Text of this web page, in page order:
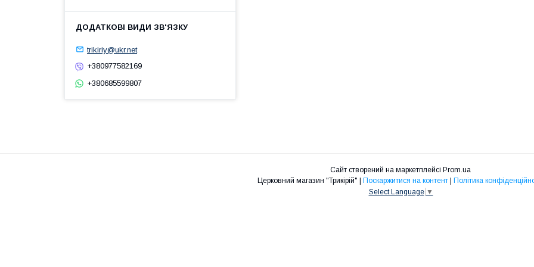
trikiriy@ukr.net
+380977582169
+380685599807
Сайт створений на маркетплейсі Prom.ua
Поскаржитися на контент
Політика
Select Language ▼